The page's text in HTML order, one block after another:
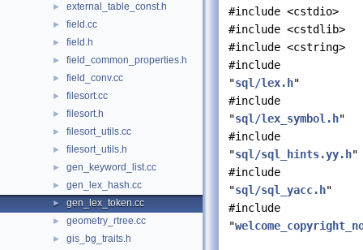
► external_table_const.h
► field.cc
► field.h
► field_common_properties.h
► field_conv.cc
► filesort.cc
► filesort.h
► filesort_utils.cc
► filesort_utils.h
► gen_keyword_list.cc
► gen_lex_hash.cc
► gen_lex_token.cc
► geometry_rtree.cc
► gis_bg_traits.h
#include <cstdio>
#include <cstdlib>
#include <cstring>
#include
"sql/lex.h"
#include
"sql/lex_symbol.h"
#include
"sql/sql_hints.yy.h"
#include
"sql/sql_yacc.h"
#include
"